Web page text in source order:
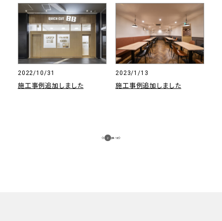
2022/10/31
施工事例追加しました
2023/1/13
施工事例追加しました
1 2 34
/ 18